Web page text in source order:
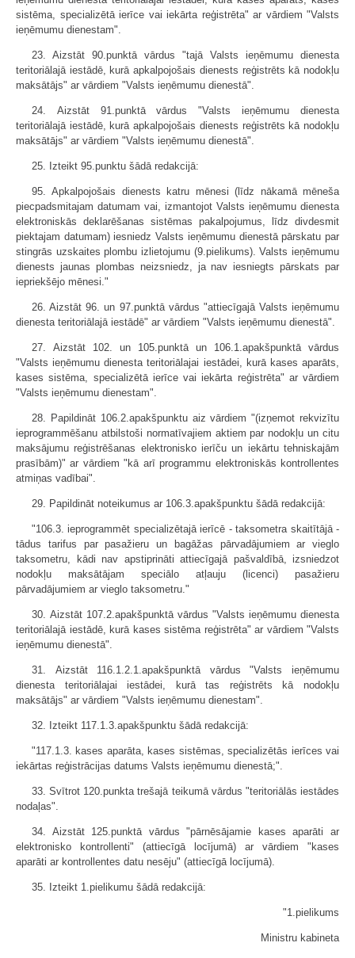
sistēma, specializētā ierīce vai iekārta reģistrēta" ar vārdiem "Valsts
ieņēmumu dienestam".
23. Aizstāt 90.punktā vārdus "tajā Valsts ieņēmumu dienesta
teritoriālajā iestādē, kurā apkalpojošais dienests reģistrēts kā nodokļu
maksātājs" ar vārdiem "Valsts ieņēmumu dienestā".
24. Aizstāt 91.punktā vārdus "Valsts ieņēmumu dienesta
teritoriālajā iestādē, kurā apkalpojošais dienests reģistrēts kā nodokļu
maksātājs" ar vārdiem "Valsts ieņēmumu dienestā".
25. Izteikt 95.punktu šādā redakcijā:
95. Apkalpojošais dienests katru mēnesi (līdz nākamā mēneša
piecpadsmitajam datumam vai, izmantojot Valsts ieņēmumu dienesta
elektroniskās deklarēšanas sistēmas pakalpojumus, līdz divdesmit
piektajam datumam) iesniedz Valsts ieņēmumu dienestā pārskatu par
stingrās uzskaites plombu izlietojumu (9.pielikums). Valsts ieņēmumu
dienests jaunas plombas neizsniedz, ja nav iesniegts pārskats par
iepriekšējo mēnesi."
26. Aizstāt 96. un 97.punktā vārdus "attiecīgajā Valsts ieņēmumu
dienesta teritoriālajā iestādē" ar vārdiem "Valsts ieņēmumu dienestā".
27. Aizstāt 102. un 105.punktā un 106.1.apakšpunktā vārdus
"Valsts ieņēmumu dienesta teritoriālajai iestādei, kurā kases aparāts,
kases sistēma, specializētā ierīce vai iekārta reģistrēta" ar vārdiem
"Valsts ieņēmumu dienestam".
28. Papildināt 106.2.apakšpunktu aiz vārdiem "(izņemot rekvizītu
ieprogrammēšanu atbilstoši normatīvajiem aktiem par nodokļu un citu
maksājumu reģistrēšanas elektronisko ierīču un iekārtu tehniskajām
prasībām)" ar vārdiem "kā arī programmu elektroniskās kontrollentes
atmiņas vadībai".
29. Papildināt noteikumus ar 106.3.apakšpunktu šādā redakcijā:
"106.3. ieprogrammēt specializētajā ierīcē - taksometra skaitītājā -
tādus tarifus par pasažieru un bagāžas pārvadājumiem ar vieglo
taksometru, kādi nav apstiprināti attiecīgajā pašvaldībā, izsniedzot
nodokļu maksātājam speciālo atļauju (licenci) pasažieru
pārvadājumiem ar vieglo taksometru."
30. Aizstāt 107.2.apakšpunktā vārdus "Valsts ieņēmumu dienesta
teritoriālajā iestādē, kurā kases sistēma reģistrēta" ar vārdiem "Valsts
ieņēmumu dienestā".
31. Aizstāt 116.1.2.1.apakšpunktā vārdus "Valsts ieņēmumu
dienesta teritoriālajai iestādei, kurā tas reģistrēts kā nodokļu
maksātājs" ar vārdiem "Valsts ieņēmumu dienestam".
32. Izteikt 117.1.3.apakšpunktu šādā redakcijā:
"117.1.3. kases aparāta, kases sistēmas, specializētās ierīces vai
iekārtas reģistrācijas datums Valsts ieņēmumu dienestā;".
33. Svītrot 120.punkta trešajā teikumā vārdus "teritoriālās iestādes
nodaļas".
34. Aizstāt 125.punktā vārdus "pārnēsājamie kases aparāti ar
elektronisko kontrollenti" (attiecīgā locījumā) ar vārdiem "kases
aparāti ar kontrollentes datu nesēju" (attiecīgā locījumā).
35. Izteikt 1.pielikumu šādā redakcijā:
"1.pielikums
Ministru kabineta